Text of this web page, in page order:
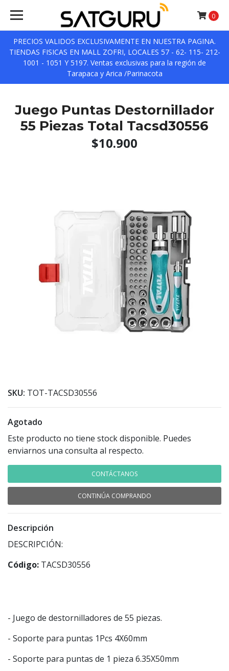
PRECIOS VALIDOS EXCLUSIVAMENTE EN NUESTRA PAGINA.
TIENDAS FISICAS EN MALL ZOFRI, LOCALES 57 - 62- 115- 212-
1001 - 1051 Y 5197. Ventas exclusivas para la región de
Tarapaca y Arica /Parinacota
0
Juego Puntas Destornillador
55 Piezas Total Tacsd30556
$10.900
SKU: TOT-TACSD30556
Agotado
Este producto no tiene stock disponible. Puedes
enviarnos una consulta al respecto.
CONTÁCTANOS
CONTINÚA COMPRANDO
Descripción
DESCRIPCIÓN:
Código: TACSD30556
- Juego de destornilladores de 55 piezas.
- Soporte para puntas 1Pcs 4X60mm
- Soporte para puntas de 1 pieza 6.35X50mm